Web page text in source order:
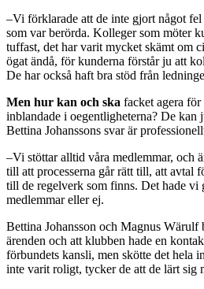
–Vi förklarade att de inte gjort något
som var berörda. Kolleger som möter
tuffast, det har varit myck­et skämt om
ögat ändå, för kunderna förstår ju att
De har också haft bra stöd från
Men hur kan och ska facket age­ra
inblandade i oegentligheterna? De kan
Bettina Johanssons svar är
–Vi stöttar alltid våra medlemmar, och
till att processerna går rätt till, att avtal
till de regelverk som finns. Det hade vi
medlemmar eller ej.
Bettina Johansson och Magnus Wärulf
ärenden och att klubben hade en
förbundets kansli, men skötte det hela
inte varit roligt, tycker de att de lärt sig